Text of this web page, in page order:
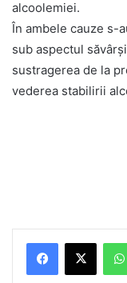
alcoolemiei.
În ambele cauze s-
sub aspectul
sustragerea de la
vederea stabilirii